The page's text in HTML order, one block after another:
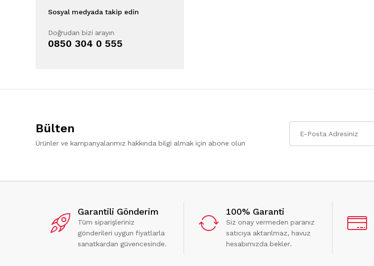
Sosyal medyada takip edin
Doğrudan bizi arayın
0850 304 0 555
Bülten
Ürünler ve kampanyalarımız hakkında bilgi almak için abone olun
Garantili Gönderim
Tüm siparişleriniz
gönderileri uygun fiyatlarla
sanatkardan güvencesinde.
100% Garanti
Siz onay vermeden paranız
satıcıya aktarılmaz, havuz
hesabımızda bekler.